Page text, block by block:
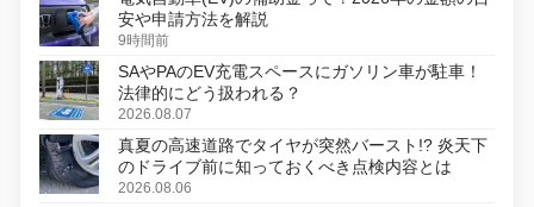
安や申請方法を解説
9時間前
SAやPAのEV充電スペースにガソリン車が駐車！
法律的にどう扱われる？
2026.08.07
真夏の高速道路でタイヤが突然バースト!? 炎天下
のドライブ前に知っておくべき点検内容とは
2026.08.06